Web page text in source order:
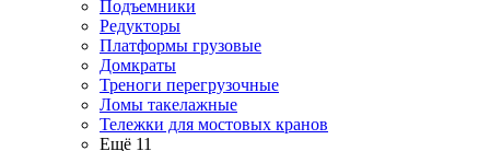
Подъемники
Редукторы
Платформы грузовые
Домкраты
Треноги перегрузочные
Ломы такелажные
Тележки для мостовых кранов
Ещё 11